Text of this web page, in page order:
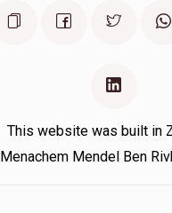
This website was built in
Menachem Mendel Ben